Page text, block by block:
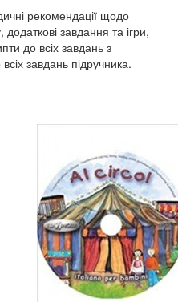
рекомендації щодо
додаткові завдання та ігри,
до всіх завдань з
завдань підручника.